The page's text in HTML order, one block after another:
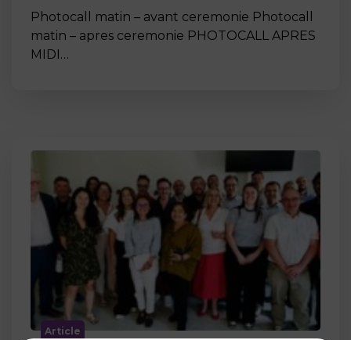
Photocall matin – avant ceremonie Photocall
matin – apres ceremonie PHOTOCALL APRES
MIDI…
Article